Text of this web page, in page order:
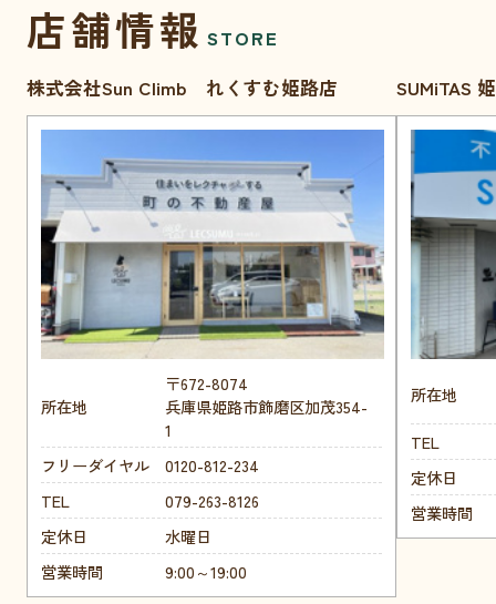
店舗情報 STORE
株式会社Sun Climb れくすむ姫路店
所在地
〒672-8074
兵庫県姫路市飾磨区加茂354-
1
フリーダイヤル
0120-812-234
TEL
079-263-8126
定休日
水曜日
営業時間
9:00～19:00
SUMiTAS
所在地
TEL
定休日
営業時間